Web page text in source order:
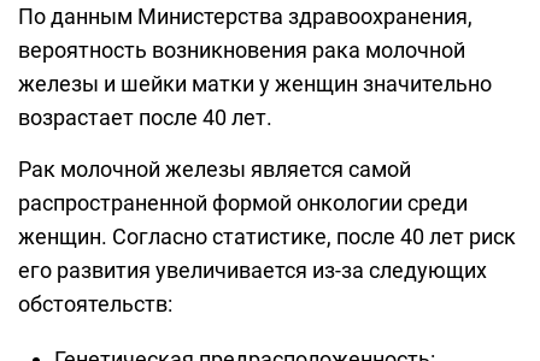
По данным Министерства здравоохранения,
вероятность возникновения рака молочной
железы и шейки матки у женщин значительно
возрастает после 40 лет.
Рак молочной железы является самой
распространенной формой онкологии среди
женщин. Согласно статистике, после 40 лет риск
его развития увеличивается из-за следующих
обстоятельств: